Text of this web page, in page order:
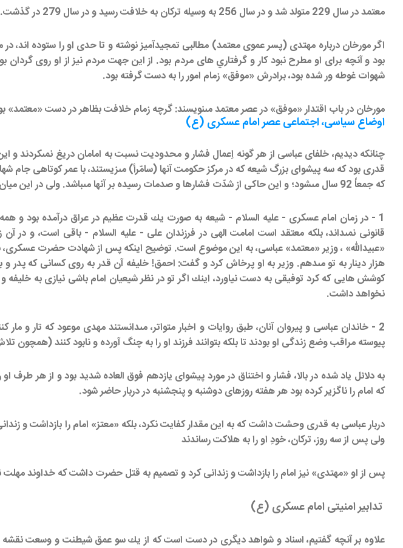
معتمد در سال 229 متولد شد و در سال 256 به وسيله تركان به خلافت رسيد و در سال 279 در گذشت.
اگر مورخان درباره مهتدى (پسر عموى معتمد) مطالبى تمجيدآميز نوشته و تا حدى او را ستوده ‏اند،
بود و آنچه براى او مطرح نبود كار و گرفتاري هاى مردم بود. از اين جهت مردم نيز از او روى
شهوات غوطه ور شده بود، برادرش «موفق» زمام امور را به دست گرفته بود.
مورخان در باب اقتدار «موفق» در عصر معتمد مى‏نويسند: گرچه زمام خلافت بظاهر در دست «معتمد»
اوضاع سياسى، اجتماعى عصر امام عسكرى (ع)
چنانكه ديديم، خلفاى عباسى از هر گونه اِعمال فشار و محدوديت نسبت به امامان دريغ نمى‏كردند
كه جمعاً 92 سال مى‏شود؛ و اين حاكى از شدّت فشارها و صدمات رسيده بر آنها مى‏باشد. ولى در اين ميان، فشارها و محدوديت هاى زمان امام حسن عسكرى، به دو علّت، از دو پيشواى ديگر بيشتر بود:
1 - در زمان امام عسكرى - عليه السلام - شيعه به صورت يك قدرت عظيم در عراق درآمده بود
قانونى نمى‏داند، بلكه معتقد است امامت الهى در فرزندان على - عليه السلام - باقى است، و
«عبيدالله» ، وزير «معتمد» عباسى، به اين موضوع است. توضيح اينكه پس از شهادت حضرت عسكرى،
هزار دينار به تو مى‏دهم. وزير به او پرخاش كرد و گفت: احمق! خليفه آن قدر به روى كسانى كه پدر و
كوشش هايى كه كرد توفيقى به دست نياورد، اينك اگر تو در نظر شيعيان امام باشى نيازى به
نخواهد داشت.
2 - خاندان عباسى و پيروان آنان، طبق روايات و اخبار متواتر، مى‏دانستند مهدى موعود كه
پيوسته مراقب وضع زندگى او بودند تا بلكه بتوانند فرزند او را به چنگ آورده و نابود كنند (همچون
به دلائل ياد شده در بالا، فشار و اختناق در مورد پيشواى يازدهم فوق العاده شديد بود و از هر
كه امام را ناگزير كرده بود هر هفته روزهاى دوشنبه و پنجشنبه در دربار حاضر شود.
دربار عباسى به قدرى وحشت داشت كه به اين مقدار كفايت نكرد، بلكه «معتز» امام را بازداشت و
ولى پس از سه روز، تركان، خودِ او را به هلاكت رساندند
پس از او «مهتدى» نيز امام را بازداشت و زندانى كرد و تصميم به قتل حضرت داشت كه خداوند مهلت
تدابير امنيتى امام عسكرى (ع)
علاوه بر آنچه گفتيم، اسناد و شواهد ديگرى در دست است كه از يك سو عمق شيطنت و وسعت نقشه‏